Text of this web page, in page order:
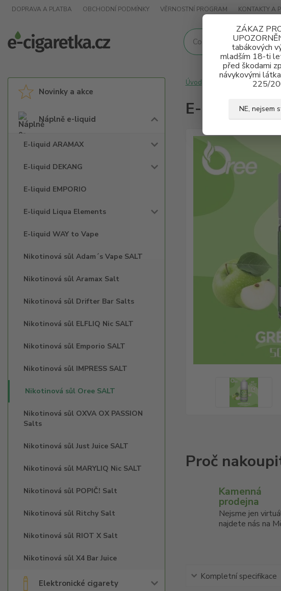
ZÁKAZ
tabákových
mladším 18-ti
před škodami
návykovými
225/
NE, nejsem
DOPRAVA A PLATBA OBCHODNÍ PODMÍNKY VĚRNOSTNÍ PROGRAM KONTAKTY A
Novinky a akce
Náplně e-liquid
E-liquid ARAMAX
E-liquid DEKANG
E-liquid EMPORIO
E-liquid Liqua Elements
E-liquid WAY to Vape
Nikotinová sůl Adam´s Vape SALT
Nikotinová sůl Aramax Salt
Nikotinová sůl Drifter Bar Salts
Nikotinová sůl ELFLIQ Nic SALT
Nikotinová sůl Emporio SALT
Nikotinová sůl IMPRESS SALT
Nikotinová sůl Oree SALT
Nikotinová sůl OXVA OX PASSION
Salts
Nikotinová sůl Just Juice SALT
Nikotinová sůl MARYLIQ Nic SALT
Nikotinová sůl POPIČ! Salt
Nikotinová sůl Ritchy Salt
Nikotinová sůl RIOT X Salt
Nikotinová sůl X4 Bar Juice
Elektronické cigarety
Úvod Náplně e-liquid
E-liquid
Kamenná
prodejna
Nejsme jen
najdete nás na
Kompletní specifikace